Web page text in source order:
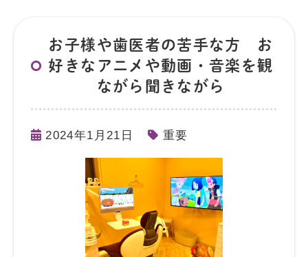
お子様や歯医者の苦手な方 お
好きなアニメや動画・音楽を観
ながら聞きながら
2024年1月21日 重要